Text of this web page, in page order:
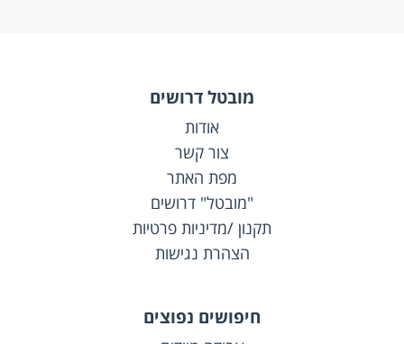
מובטל דרושים
אודות
צור קשר
מפת האתר
"מובטל" דרושים
תקנון /מדיניות פרטיות
הצהרת נגישות
חיפושים נפוצים